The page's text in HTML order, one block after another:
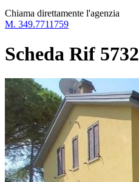
Chiama direttamente l'agenzia
M. 349.7711759
Scheda Rif 5732